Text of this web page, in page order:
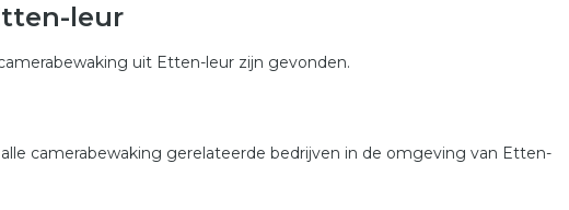
leur
uit Etten-leur zijn gevonden.
camerabewaking gerelateerde bedrijven in de omgeving van Etten-